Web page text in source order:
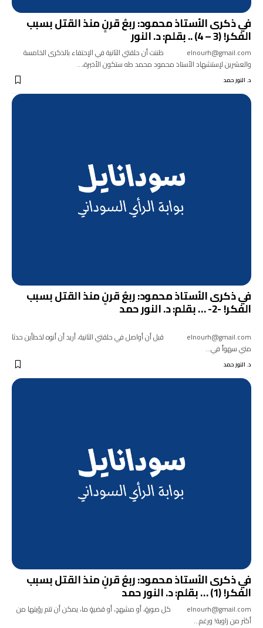
في ذكرى الأستاذ محمود: ربعُ قرنٍ منذ القتل بسبب
الفكر! (3 – 4) .. بقلم: د. النور
elnourh@gmail.com ظننت أن حلقتي الثانية في الإحتفاء بالذكرى الخامسة
والعشرين لإستشهاد الأستاذ محمود محمد طه ستكون الأخيرة،…
د. النور حمد
في ذكرى الأستاذ محمود: ربعُ قرنٍ منذ القتل بسبب
الفكر! -2- … بقلم: د. النور حمد
elnourh@gmail.com قبل أن أواصل في حلقتي الثانية، أريد أن أنوه لخطأين حدثا
مني سهواً في…
د. النور حمد
في ذكرى الأستاذ محمود: ربعُ قرنٍ منذ القتل بسبب
الفكر! (1) … بقلم: د. النور حمد
elnourh@gmail.com كل صورةٍ، أو مشهدٍ، أو قضيةٍ ما، يمكن أن تتم رؤيتها من
أكثر من زاوية! ورغم…